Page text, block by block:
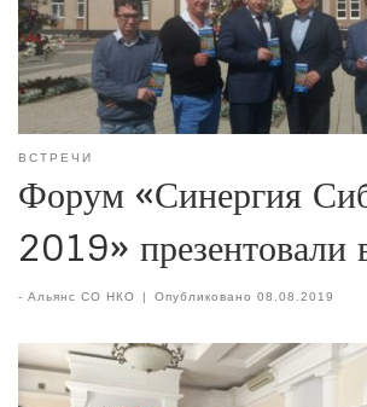
ВСТРЕЧИ
Форум «Синергия
2019»
- Альянс СО НКО | Опубликовано08.08.2019